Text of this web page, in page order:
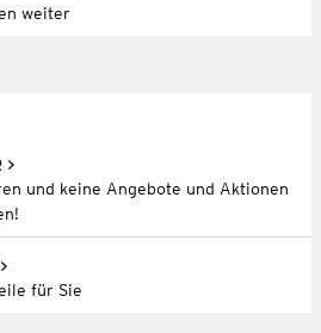
weiter
und keine Angebote und Aktionen
für Sie